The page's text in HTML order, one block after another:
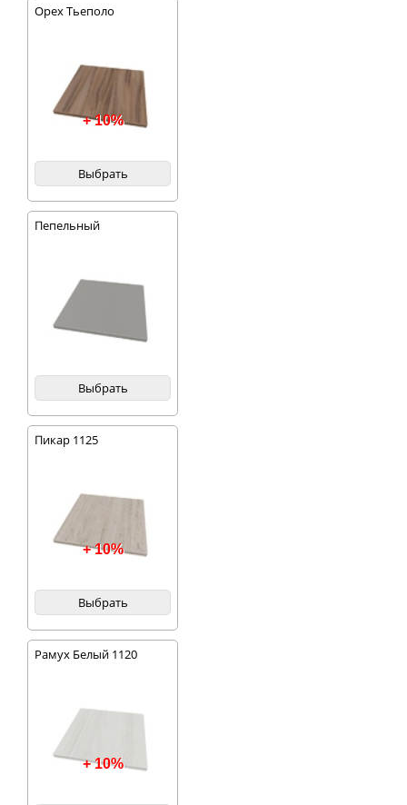
Орех Тьеполо
+ 10%
Выбрать
Пепельный
Выбрать
Пикар 1125
+ 10%
Выбрать
Рамух Белый 1120
+ 10%